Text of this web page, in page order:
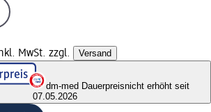
MwSt. zzgl. Versand
dm-med Dauerpreisnicht erhöht seit
07.05.2026